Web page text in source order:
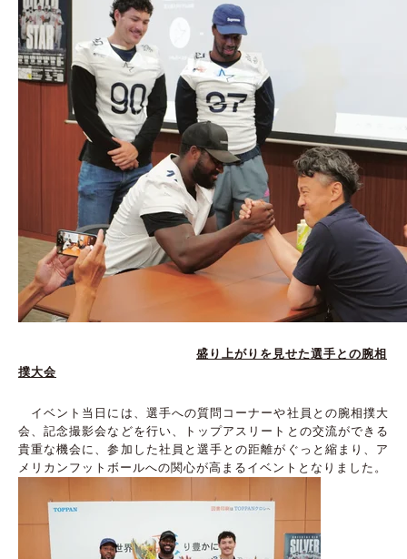
盛り上がりを見せた選手との腕相
撲大会
イベント当日には、選手への質問コーナーや社員との腕相撲大
会、記念撮影会などを行い、トップアスリートとの交流ができる
貴重な機会に、参加した社員と選手との距離がぐっと縮まり、ア
メリカンフットボールへの関心が高まるイベントとなりました。